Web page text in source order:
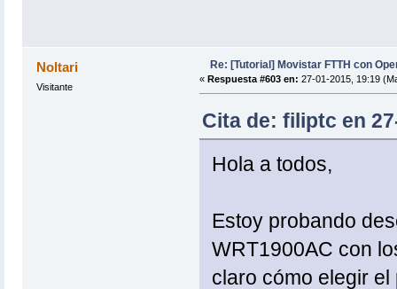
Noltari
Visitante
Re: [Tutorial] Movistar FTTH con
« Respuesta #603 en: 27-01-2015, 19:19
Cita de: filiptc en
Hola a todos,
Estoy probando
WRT1900AC con
claro cómo elegir